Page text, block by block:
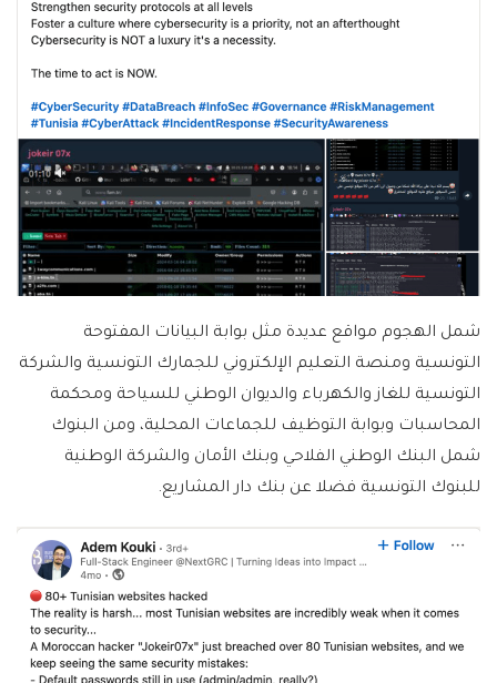
شمل الهجوم مواقع عديدة مثل بوابة البيانات المفتوحة
التونسية ومنصة التعليم الإلكتروني للجمارك التونسية والشركة
التونسية للغاز والكهرباء والديوان الوطني للسياحة ومحكمة
المحاسبات وبوابة التوظيف للجماعات المحلية، ومن البنوك
شمل البنك الوطني الفلاحي وبنك الأمان والشركة الوطنية
للبنوك التونسية فضلا عن بنك دار المشاريع.